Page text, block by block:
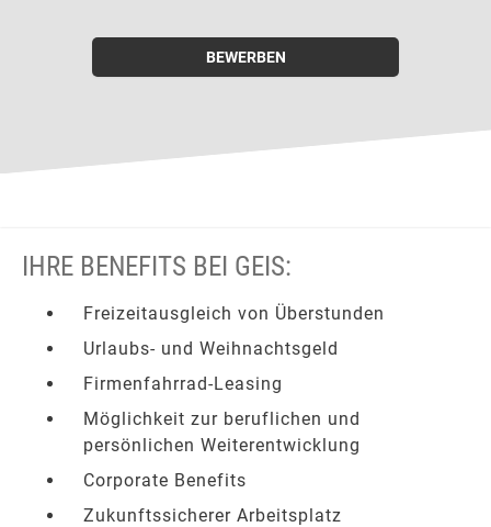
BEWERBEN
IHRE BENEFITS BEI GEIS:
Freizeitausgleich von Überstunden
Urlaubs- und Weihnachtsgeld
Firmenfahrrad-Leasing
Möglichkeit zur beruflichen und
persönlichen Weiterentwicklung
Corporate Benefits
Zukunftssicherer Arbeitsplatz